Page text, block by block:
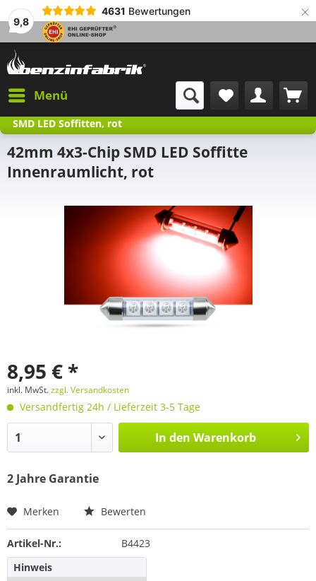
9,8
4631 Bewertungen ×
Menü
SMD LED Soffitten, rot
42mm 4x3-Chip SMD LED Soffitte
Innenraumlicht, rot
8,95 € *
inkl. MwSt.zzgl. Versandkosten
Versandfertig 24h / Lieferzeit 3-5 Tage
In den Warenkorb
2 Jahre Garantie
Merken Bewerten
Artikel-Nr.:
B4423
Hinweis